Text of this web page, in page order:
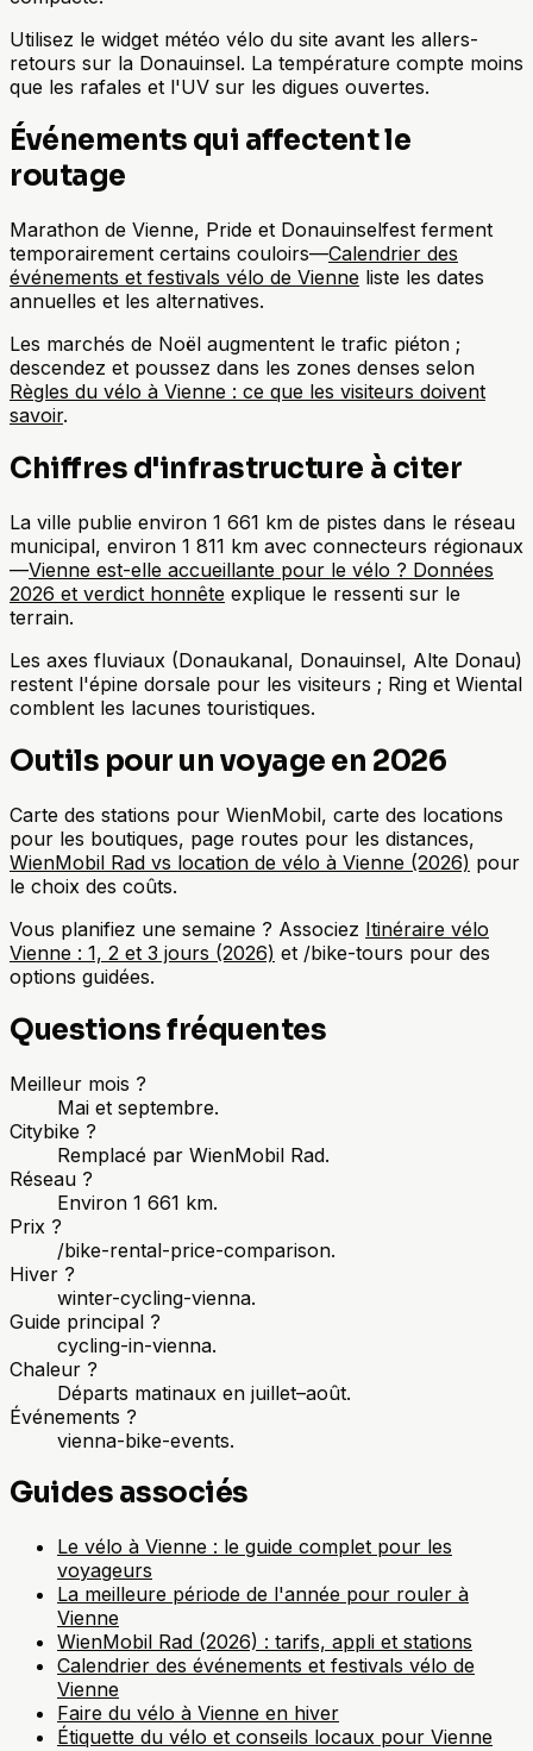
Utilisez le widget météo vélo du site avant les allers-
retours sur la Donauinsel. La température compte moins
que les rafales et l'UV sur les digues ouvertes.
Événements qui affectent le
routage
Marathon de Vienne, Pride et Donauinselfest ferment
temporairement certains couloirs—Calendrier des
événements et festivals vélo de Vienne liste les dates
annuelles et les alternatives.
Les marchés de Noël augmentent le trafic piéton ;
descendez et poussez dans les zones denses selon
Règles du vélo à Vienne : ce que les visiteurs doivent
savoir.
Chiffres d'infrastructure à citer
La ville publie environ 1 661 km de pistes dans le réseau
municipal, environ 1 811 km avec connecteurs régionaux
—Vienne est-elle accueillante pour le vélo ? Données
2026 et verdict honnête explique le ressenti sur le
terrain.
Les axes fluviaux (Donaukanal, Donauinsel, Alte Donau)
restent l'épine dorsale pour les visiteurs ; Ring et Wiental
comblent les lacunes touristiques.
Outils pour un voyage en 2026
Carte des stations pour WienMobil, carte des locations
pour les boutiques, page routes pour les distances,
WienMobil Rad vs location de vélo à Vienne (2026) pour
le choix des coûts.
Vous planifiez une semaine ? Associez Itinéraire vélo
Vienne : 1, 2 et 3 jours (2026) et /bike-tours pour des
options guidées.
Questions fréquentes
Meilleur mois ?
Mai et septembre.
Citybike ?
Remplacé par WienMobil Rad.
Réseau ?
Environ 1 661 km.
Prix ?
/bike-rental-price-comparison.
Hiver ?
winter-cycling-vienna.
Guide principal ?
cycling-in-vienna.
Chaleur ?
Départs matinaux en juillet–août.
Événements ?
vienna-bike-events.
Guides associés
Le vélo à Vienne : le guide complet pour les
voyageurs
La meilleure période de l'année pour rouler à
Vienne
WienMobil Rad (2026) : tarifs, appli et stations
Calendrier des événements et festivals vélo de
Vienne
Faire du vélo à Vienne en hiver
Étiquette du vélo et conseils locaux pour Vienne